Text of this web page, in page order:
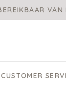
CUSTOMER